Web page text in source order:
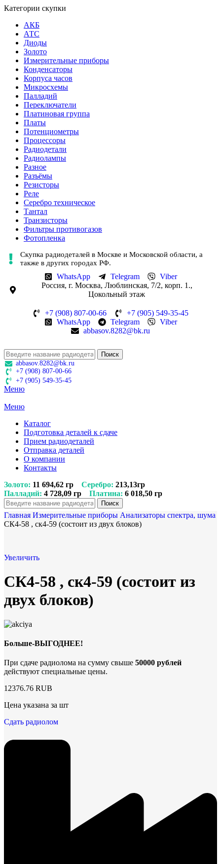
Категории скупки
АКБ
АТС
Диоды
Золото
Измерительные приборы
Конденсаторы
Корпуса часов
Микросхемы
Палладий
Переключатели
Платиновая группа
Платы
Потенциометры
Процессоры
Радиодетали
Радиолампы
Разное
Разъёмы
Резисторы
Реле
Серебро техническое
Тантал
Транзисторы
Фильтры противогазов
Фотопленка
Скупка радиодеталей в Москве и Московской области, а
также в других городах РФ.
WhatsApp Telegram
Viber
Россия, г. Москва, Люблинская, 7/2, корп. 1.,
Цокольный этаж
+7 (908) 807-00-66
+7 (905) 549-35-45
WhatsApp
Telegram
Viber
abbasov.8282@bk.ru
Поиск
abbasov.8282@bk.ru
+7 (908) 807-00-66
+7 (905) 549-35-45
Меню
Меню
Каталог
Подготовка деталей к сдаче
Прием радиодеталей
Отправка деталей
О компании
Контакты
Золото: 11 694,62 гр Серебро: 213,13гр
Палладий: 4 728,09 гр Платина: 6 018,50 гр
Поиск
Главная Измерительные приборы Анализаторы спектра, шума
СК4-58 , ск4-59 (состоит из двух блоков)
Увеличить
СК4-58 , ск4-59 (состоит из
двух блоков)
Больше-ВЫГОДНЕЕ!
При сдаче радиолома на сумму свыше 50000 рублей
действуют специальные цены.
12376.76 RUB
Цена указана за шт
Сдать радиолом